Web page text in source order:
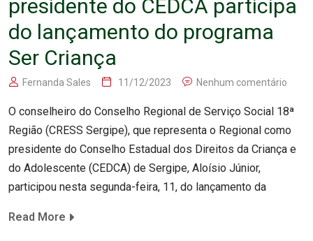
presidente do CEDCA participa
do lançamento do programa
Ser Criança
Fernanda Sales 11/12/2023 Nenhum comentário
O conselheiro do Conselho Regional de Serviço Social 18ª
Região (CRESS Sergipe), que representa o Regional como
presidente do Conselho Estadual dos Direitos da Criança e
do Adolescente (CEDCA) de Sergipe, Aloísio Júnior,
participou nesta segunda-feira, 11, do lançamento da
Read More